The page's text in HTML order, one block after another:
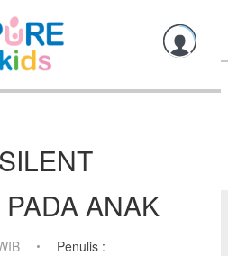
ANAK
Penulis :